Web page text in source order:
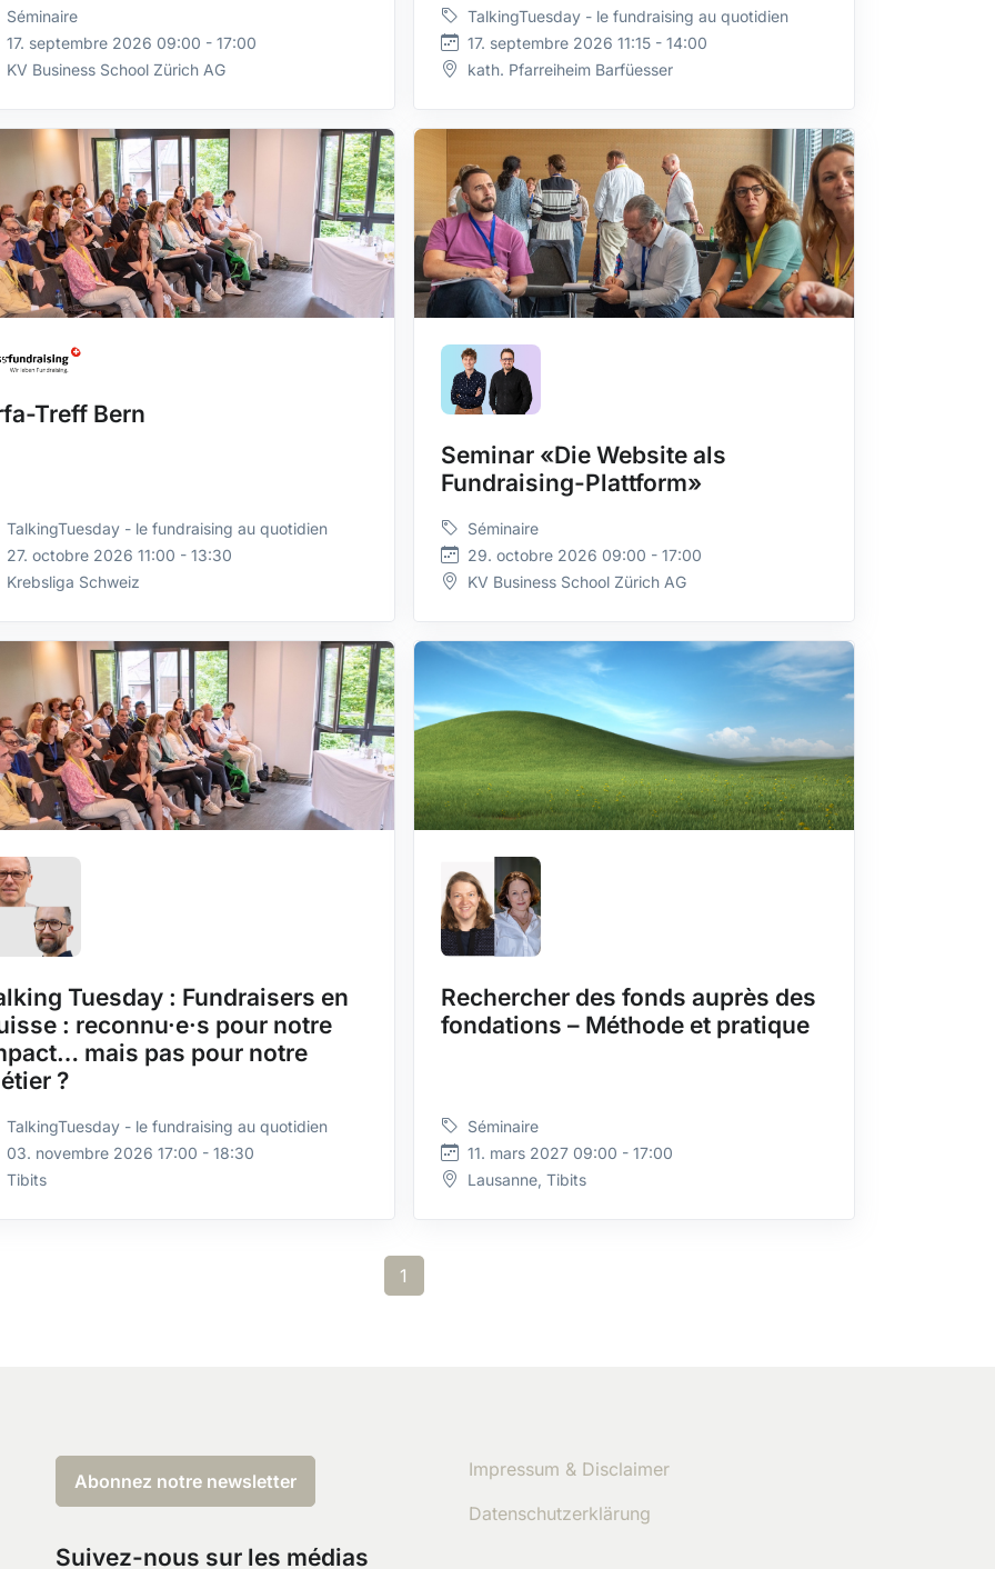
Séminaire
17. septembre 2026 09:00 - 17:00
KV Business School Zürich AG
TalkingTuesday - le fundraising au quotidien
17. septembre 2026 11:15 - 14:00
kath. Pfarreiheim Barfüesser
Treff Bern
TalkingTuesday - le fundraising au quotidien
27. octobre 2026 11:00 - 13:30
Krebsliga Schweiz
Seminar «Die Website als
Fundraising-Plattform»
Séminaire
29. octobre 2026 09:00 - 17:00
KV Business School Zürich AG
Tuesday : Fundraisers en
: reconnu·e·s pour notre
mais pas pour notre
?
TalkingTuesday - le fundraising au quotidien
03. novembre 2026 17:00 - 18:30
Tibits
Rechercher des fonds auprès des
fondations – Méthode et pratique
Séminaire
11. mars 2027 09:00 - 17:00
Lausanne, Tibits
1
Abonnez notre newsletter
Suivez-nous sur les médias
Impressum & Disclaimer
Datenschutzerklärung